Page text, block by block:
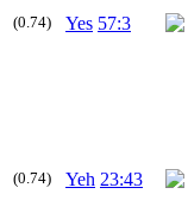
(0.74) Yes 57:3
(0.74) Yeh 23:43